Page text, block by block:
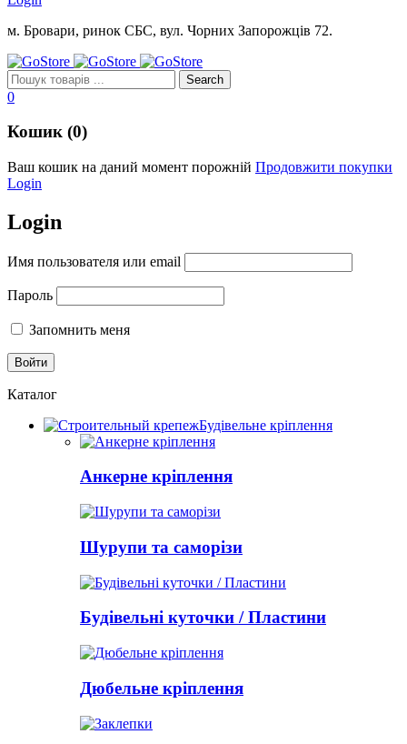
м. Бровари, ринок СБС, вул. Чорних Запорожців 72.
0
Кошик (0)
Ваш кошик на даний момент порожній Продовжити покупки
Login
Login
Имя пользователя или email
Пароль
Запомнить меня
Каталог
Будівельне кріплення
Анкерне кріплення
Шурупи та саморізи
Будівельні куточки / Пластини
Дюбельне кріплення